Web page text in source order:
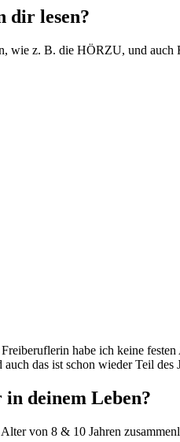
dir lesen?
wie z. B. die HÖRZU, und
habe ich keine
das ist schon wieder Teil
deinem Leben?
von 8 & 10 Jahren